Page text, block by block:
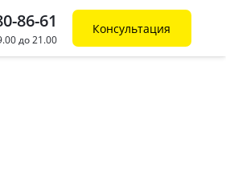
86-61
до 21.00
Консультация